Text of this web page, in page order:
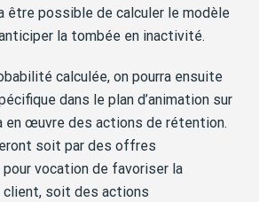
être possible de calculer le modèle
la tombée en inactivité.
calculée, on pourra ensuite
dans le plan d’animation sur
en œuvre des actions de rétention.
soit par des offres
vocation de favoriser la
client, soit des actions